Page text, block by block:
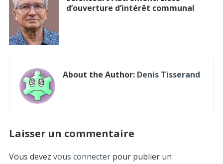
d’ouverture d’intérêt communal
About the Author: Denis Tisserand
Laisser un commentaire
Vous devez vous connecterpour publier un